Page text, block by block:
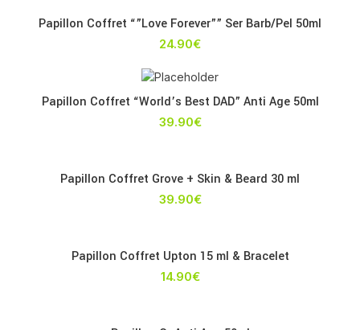
Papillon Coffret “”Love Forever”” Ser Barb/Pel 50ml
24.90€
Papillon Coffret “World’s Best DAD” Anti Age 50ml
39.90€
Papillon Coffret Grove + Skin & Beard 30 ml
39.90€
Papillon Coffret Upton 15 ml & Bracelet
14.90€